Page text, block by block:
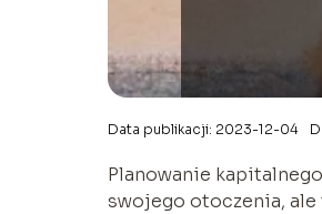
Data publikacji: 2023-12-04
Planowanie
swojego otoczenia, ale